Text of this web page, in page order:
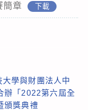
簡章 下載
學與財團法人中
辦「2022第六屆全
頒獎典禮